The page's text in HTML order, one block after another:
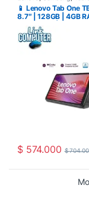
📱 Lenovo Tab One
8.7″ | 128GB | 4GB
Android 14 | Helio
Case
$574.000 $